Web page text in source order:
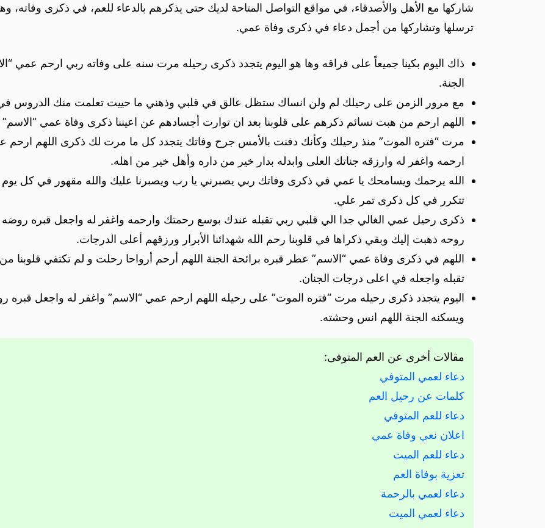
شاركها مع الأهل والأصدقاء، في مواقع التواصل المتاحة لديك حتى يذكرهم بالدعاء للعم، في ذكرى وفاته،
ترسلها وتشاركها من أجمل دعاء في ذكرى وفاة عمي.
ذاك اليوم بكينا جميعاً على فراقه وها هو اليوم يتجدد ذكرى رحيله مرت سنه على وفاته ربي ارحم عمي
الجنة.
مع مرور الزمن على رحيلك لم ولن انساك ستظل عالق في قلبي وذهني ما حييت تعلمت منك الدروس
اللهم ارحم من هبت نسائم ذكرهم على قلوبنا بعد ان توارت أجسادهم عن اعيننا ذكرى وفاة عمي “الاسم”
مرت “فتره الموت” منذ رحيلك وكأنك دفنت بالأمس جرح وفاتك يتجدد كل ما مرت لك ذكرى اللهم ارحم
ارحمه واغفر له وارزقه جناتك العلى وابدله بدار خير من داره وأهل خير من اهله.
الله يرحمك ويسامحك يا عمي في ذكرى وفاتك ربي يصبرني يا رب ويصبرنا عليك والله مقهور في كل يوم
تتكرر في كل ذكرى تمر علي.
ذكرى رحيل عمي الغالي جدا الي قلبي ربي تقبله عندك بوسع رحمتك وارحمه واغفر له واجعل قبره
روحه ذهبت إليك وبقي ذكراها في قلوبنا رحم الله شهدائنا الأبرار ورزقهم أعلى الدرجات.
اللهم في ذكرى وفاة عمي “الاسم” عطر قبره برائحة الجنة اللهم أرحم أرواحا رحلت و لم تكتفي قلوبنا
تقبله واجعله في اعلى درجات الجنان.
اليوم يتجدد ذكرى رحيله مرت “فتره الموت” على رحيله اللهم ارحم عمي “الاسم” واغفر له واجعل قبره
ويسكنه الجنة اللهم انس وحشته.
مقالات أخرى عن العم المتوفى:
دعاء لعمي المتوفي
كلمات عن رحيل العم
دعاء للعم المتوفي
اعلان نعي وفاة عمي
دعاء للعم الميت
تعزية بوفاة العم
دعاء لعمي بالرحمة
دعاء لعمي الميت